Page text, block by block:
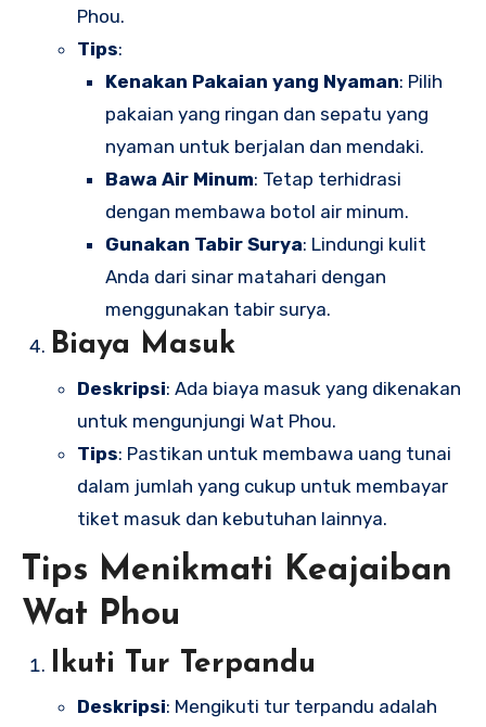
Phou.
Tips:
Kenakan Pakaian yang Nyaman: Pilih
pakaian yang ringan dan sepatu yang
nyaman untuk berjalan dan mendaki.
Bawa Air Minum: Tetap terhidrasi
dengan membawa botol air minum.
Gunakan Tabir Surya: Lindungi kulit
Anda dari sinar matahari dengan
menggunakan tabir surya.
Biaya Masuk
Deskripsi: Ada biaya masuk yang dikenakan
untuk mengunjungi Wat Phou.
Tips: Pastikan untuk membawa uang tunai
dalam jumlah yang cukup untuk membayar
tiket masuk dan kebutuhan lainnya.
Tips Menikmati Keajaiban
Wat Phou
Ikuti Tur Terpandu
Deskripsi: Mengikuti tur terpandu adalah